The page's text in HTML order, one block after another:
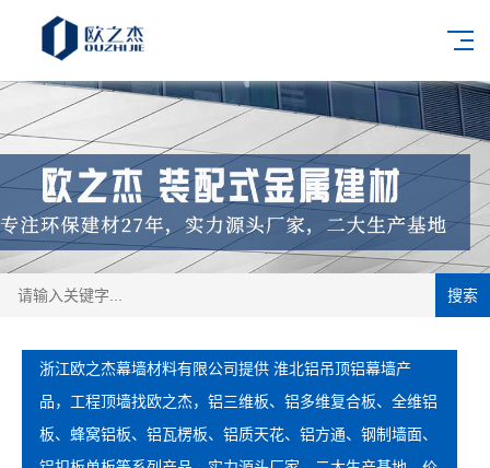
搜索
浙江欧之杰幕墙材料有限公司提供 淮北铝吊顶铝幕墙产
品，工程顶墙找欧之杰，铝三维板、铝多维复合板、全维铝
板、蜂窝铝板、铝瓦楞板、铝质天花、铝方通、钢制墙面、